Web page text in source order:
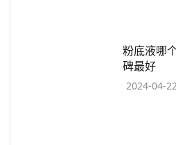
粉底液哪
碑最好
2024-04-